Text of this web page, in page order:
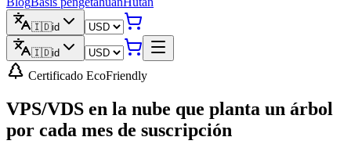
🇮🇩id
🇮🇩id
Certificado EcoFriendly
VPS/VDS en la nube que planta un árbol
por cada mes de suscripción